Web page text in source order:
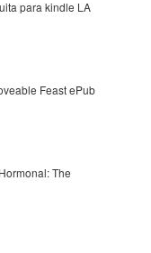
para kindle LA
Feast ePub
The